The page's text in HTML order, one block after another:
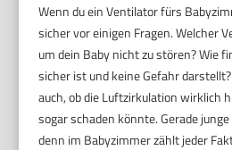
Wenn du ein Ventilator fürs
sicher vor einigen Fragen. Welcher
um dein Baby nicht zu stören? Wie
sicher ist und keine Gefahr
auch, ob die Luftzirkulation wirklich
sogar schaden könnte. Gerade
denn im Babyzimmer zählt jeder